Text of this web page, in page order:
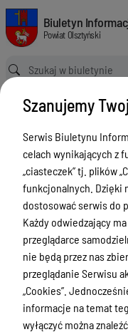
Zgłoszenia budowy 2024
Biuletyn Informacji
Biuletyn
Powiat Olsztyński
Ścieżka powrotu
Strona główna Rejestry
Rejestry
Menu Przedmiotowe
Kontakt i telefony w
Ogłoszenia
Powiat Olsztyński
Rada Powiatu
Starostwo Powiatowe
Zbycie, użytkowanie
dzierżawa, użyczenie
Szanujemy
Serwis Biuletynu
celach wynikających z
„ciasteczek” tj. plików
funkcjonalnych. Dzięki
dostosować serwis do
Każdy odwiedzający
przeglądarce
nie będą przez nas
przeglądanie Serwisu
„Cookies”.
informacje na temat
wyłączyć można